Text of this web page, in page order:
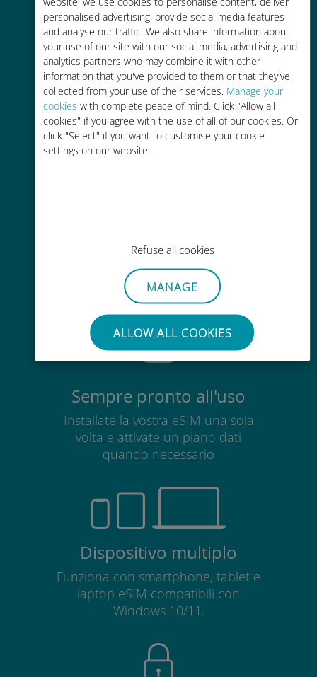
personalised advertising, provide social media features
and analyse our traffic. We also share information about
your use of our site with our social media, advertising and
analytics partners who may combine it with other
information that you've provided to them or that they've
collected from your use of their services. Manage your
cookies with complete peace of mind. Click "Allow all
cookies" if you agree with the use of all of our cookies. Or
click "Select" if you want to customise your cookie
settings on our website.
Refuse all cookies
MANAGE
ALLOW ALL COOKIES
operatore attuale
Ricarica facile
Ovunque tramite l'app Ubigi, anche
senza Wi-Fi o dati residui
Senza sforzo
Non è necessario rimuovere la
scheda SIM esistente
Sempre pronto all'uso
Installate la vostra eSIM una sola
volta e attivate un piano dati
quando necessario
Dispositivo multiplo
Funziona con smartphone, tablet e
laptop eSIM compatibili con
Windows 10/11.